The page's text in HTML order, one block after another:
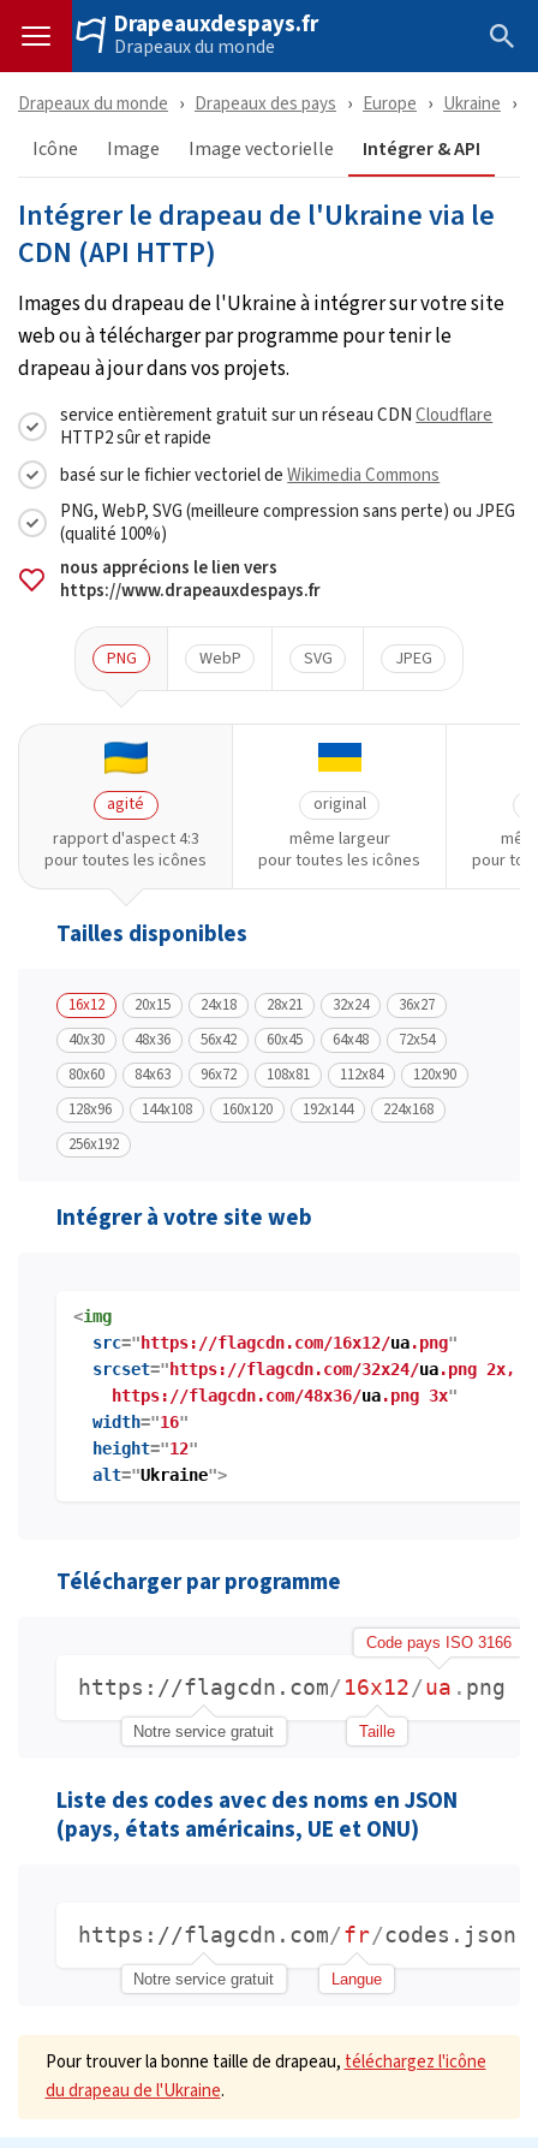
Drapeauxdespays.fr
Drapeaux du monde
Drapeaux du monde Drapeaux des pays Europe Ukraine
Icône Image Image vectorielle Intégrer & API
Intégrer le drapeau de l'Ukraine via le
CDN (API HTTP)
Images du drapeau de l'Ukraine à intégrer sur votre site
web ou à télécharger par programme pour tenir le
drapeau à jour dans vos projets.
service entièrement gratuit sur un réseau CDNCloudflare
HTTP2 sûr et rapide
basé sur le fichier vectoriel deWikimedia Commons
PNG, WebP, SVG (meilleure compression sans perte) ou JPEG
(qualité 100%)
nous apprécions le lien vers
https://www.drapeauxdespays.fr
PNG WebP SVG JPEG
agité
rapport d'aspect 4:3
pour toutes les icônes
original
même largeur
pour toutes les icônes
pour
Tailles disponibles
16x12 20x15 24x18 28x21 32x24
36x27
40x30
48x36 56x42 60x45 64x48
72x54
80x60
84x63 96x72 108x81 112x84
120x90
128x96
144x108 160x120 192x144
224x168
256x192
Intégrer à votre site web
<img
src=" https://flagcdn.com/16x12/ua.png"
srcset=" https://flagcdn.com/32x24/ua.png 2x,
https://flagcdn.com/48x36/ua.png 3x"
width="16"
height="12"
alt="Ukraine">
Télécharger par programme
https://flagcdn.com
Notre service gratuit
/16x12
Taille
/ua
Code pays ISO 3166
. png
Liste des codes avec des noms en JSON
(pays, états américains, UE et ONU)
https://flagcdn.com
Notre service gratuit
/fr
Langue
/codes.json
Pour trouver la bonne taille de drapeau, téléchargez l'icône
du drapeau de l'Ukraine.